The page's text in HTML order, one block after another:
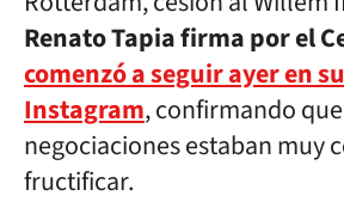
Renato Tapia firma por el
comenzó a seguir ayer en
Instagram, confirmando
negociaciones estaban muy
fructificar.